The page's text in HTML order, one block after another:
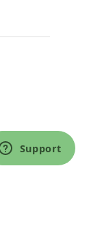
Support